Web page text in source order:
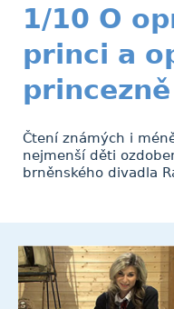
1/10 O
princi a
princezně
Čtení známých i
nejmenší děti
brněnského divadla